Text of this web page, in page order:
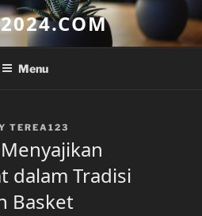
Menu
TEREA123
dalam Tradisi
Basket